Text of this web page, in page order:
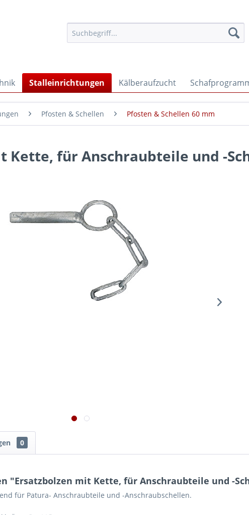
Stalleinrichtungen Kälberaufzucht
Pfosten & Schellen Pfosten & Schellen 60 mm
Kette, für Anschraubteile und -
0
"Ersatzbolzen mit Kette, für Anschraubteile und -
für Patura- Anschraubteile und -Anschraubschellen.